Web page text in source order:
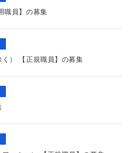
職員】の募集
） 【正規職員】の募集